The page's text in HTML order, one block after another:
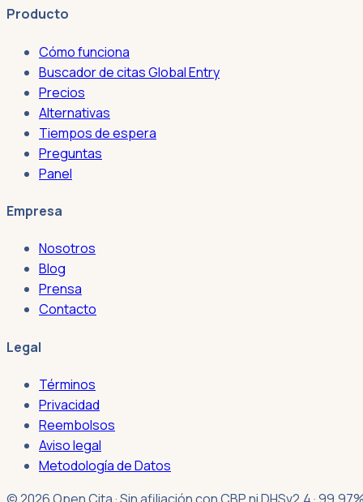
Producto
Cómo funciona
Buscador de citas Global Entry
Precios
Alternativas
Tiempos de espera
Preguntas
Panel
Empresa
Nosotros
Blog
Prensa
Contacto
Legal
Términos
Privacidad
Reembolsos
Aviso legal
Metodología de Datos